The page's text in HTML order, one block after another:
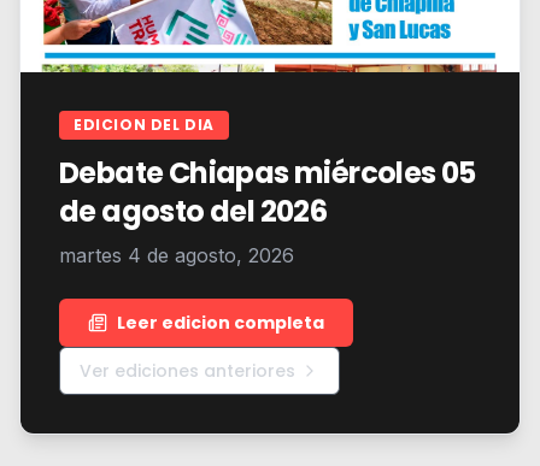
EDICION DEL DIA
Debate Chiapas miércoles 05
de agosto del 2026
martes 4 de agosto, 2026
Leer edicion completa
Ver ediciones anteriores